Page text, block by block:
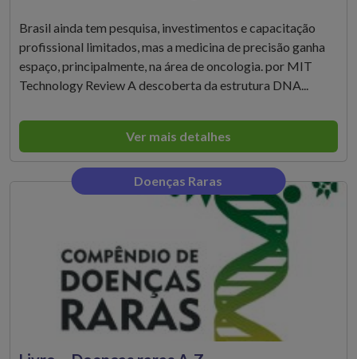
Brasil ainda tem pesquisa, investimentos e capacitação
profissional limitados, mas a medicina de precisão ganha
espaço, principalmente, na área de oncologia. por MIT
Technology Review A descoberta da estrutura DNA...
Ver mais detalhes
Doenças Raras